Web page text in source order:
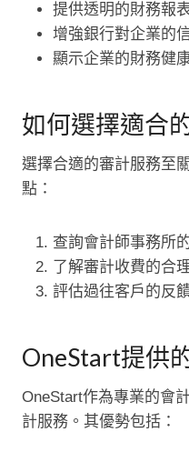
提供透明的財務報
增強銀行對企業的
顯示企業的財務健
如何選擇適合
選擇合適的審計服務至
點：
查詢會計師事務所
了解審計收費的合
評估過往客戶的反
OneStart提供
OneStart作為專業的會
計服務。其優勢包括：